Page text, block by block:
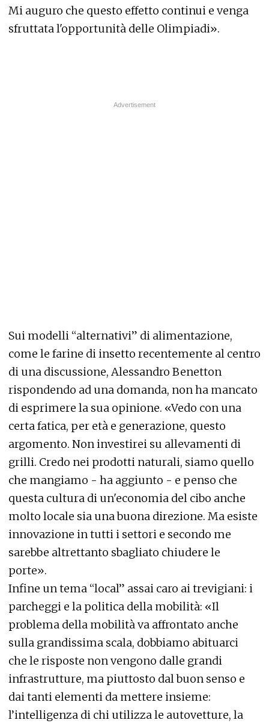
Mi auguro che questo effetto continui e venga
sfruttata l'opportunità delle Olimpiadi».
Sui modelli “alternativi” di alimentazione,
come le farine di insetto recentemente al centro
di una discussione, Alessandro Benetton
rispondendo ad una domanda, non ha mancato
di esprimere la sua opinione. «Vedo con una
certa fatica, per età e generazione, questo
argomento. Non investirei su allevamenti di
grilli. Credo nei prodotti naturali, siamo quello
che mangiamo - ha aggiunto - e penso che
questa cultura di un'economia del cibo anche
molto locale sia una buona direzione. Ma esiste
innovazione in tutti i settori e secondo me
sarebbe altrettanto sbagliato chiudere le
porte».
Infine un tema “local” assai caro ai trevigiani: i
parcheggi e la politica della mobilità: «Il
problema della mobilità va affrontato anche
sulla grandissima scala, dobbiamo abituarci
che le risposte non vengono dalle grandi
infrastrutture, ma piuttosto dal buon senso e
dai tanti elementi da mettere insieme:
l’intelligenza di chi utilizza le autovetture, la